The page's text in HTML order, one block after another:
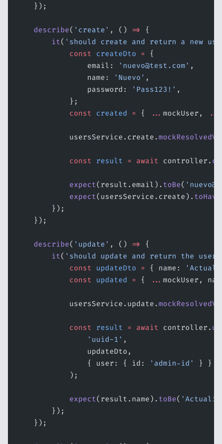
    });
    describe
( 'create' , () =>
{
        it
( 'should create and return a new
            const
createDto =
{
                email:
'nuevo@test.com' ,
                name:
'Nuevo' ,
                password:
'Pass123!' ,
            };
            const
created = { ... mockUser, ...
            usersService.create.
            const
result = await controller.
            expect
(result.email). toBe(
            expect
(usersService.create).
        });
    });
    describe
( 'update' , () =>
{
        it
( 'should update and return the user'
            const
updateDto = { name:
            const
updated = { ... mockUser,
            usersService.update.
            const
result = await controller.
                'uuid-1'
,
                updateDto,
                { user: { id:
'admin-id' } }
            );
            expect
(result.name). toBe(
        });
    });